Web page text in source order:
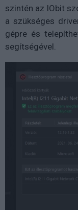
szintén az IObit
a szükséges
gépre és
segítségével.